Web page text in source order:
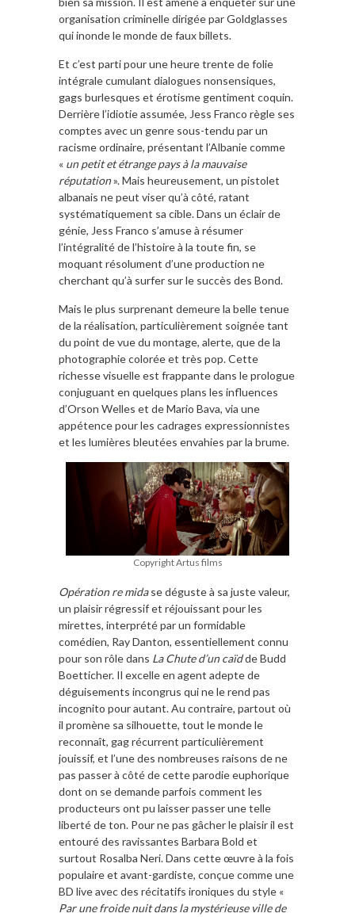
organisation criminelle dirigée par Goldglasses
qui inonde le monde de faux billets.
Et c’est parti pour une heure trente de folie
intégrale cumulant dialogues nonsensiques,
gags burlesques et érotisme gentiment coquin.
Derrière l’idiotie assumée, Jess Franco règle ses
comptes avec un genre sous-tendu par un
racisme ordinaire, présentant l’Albanie comme
« un petit et étrange pays à la mauvaise
réputation». Mais heureusement, un pistolet
albanais ne peut viser qu’à côté, ratant
systématiquement sa cible. Dans un éclair de
génie, Jess Franco s’amuse à résumer
l’intégralité de l’histoire à la toute fin, se
moquant résolument d’une production ne
cherchant qu’à surfer sur le succès des Bond.
Mais le plus surprenant demeure la belle tenue
de la réalisation, particulièrement soignée tant
du point de vue du montage, alerte, que de la
photographie colorée et très pop. Cette
richesse visuelle est frappante dans le prologue
conjuguant en quelques plans les influences
d’Orson Welles et de Mario Bava, via une
appétence pour les cadrages expressionnistes
et les lumières bleutées envahies par la brume.
Copyright Artus films
Opération re midase déguste à sa juste valeur,
un plaisir régressif et réjouissant pour les
mirettes, interprété par un formidable
comédien, Ray Danton, essentiellement connu
pour son rôle dans La Chute d’un caïdde Budd
Boetticher. Il excelle en agent adepte de
déguisements incongrus qui ne le rend pas
incognito pour autant. Au contraire, partout où
il promène sa silhouette, tout le monde le
reconnaît, gag récurrent particulièrement
jouissif, et l’une des nombreuses raisons de ne
pas passer à côté de cette parodie euphorique
dont on se demande parfois comment les
producteurs ont pu laisser passer une telle
liberté de ton. Pour ne pas gâcher le plaisir il est
entouré des ravissantes Barbara Bold et
surtout Rosalba Neri. Dans cette œuvre à la fois
populaire et avant-gardiste, conçue comme une
BD live avec des récitatifs ironiques du style «
Par une froide nuit dans la mystérieuse ville de